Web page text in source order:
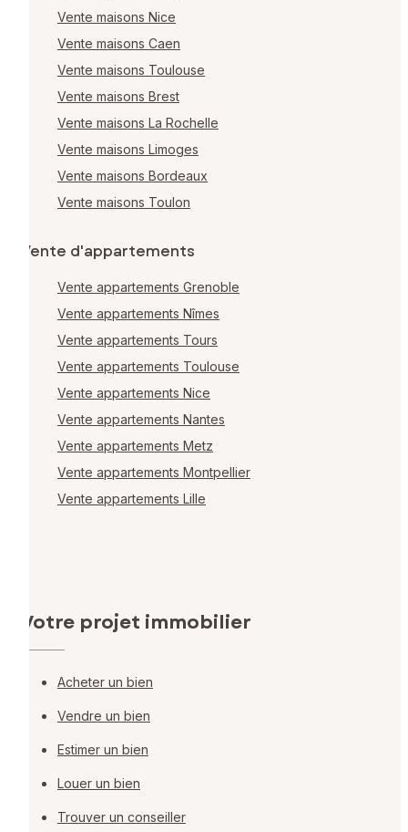
Vente maisons Nice
Vente maisons Caen
Vente maisons Toulouse
Vente maisons Brest
Vente maisons La Rochelle
Vente maisons Limoges
Vente maisons Bordeaux
Vente maisons Toulon
Vente d'appartements
Vente appartements Grenoble
Vente appartements Nîmes
Vente appartements Tours
Vente appartements Toulouse
Vente appartements Nice
Vente appartements Nantes
Vente appartements Metz
Vente appartements Montpellier
Vente appartements Lille
Votre projet immobilier
Acheter un bien
Vendre un bien
Estimer un bien
Louer un bien
Trouver un conseiller